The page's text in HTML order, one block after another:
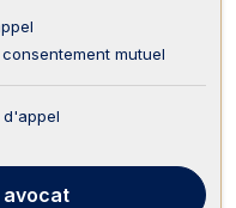
mutuel